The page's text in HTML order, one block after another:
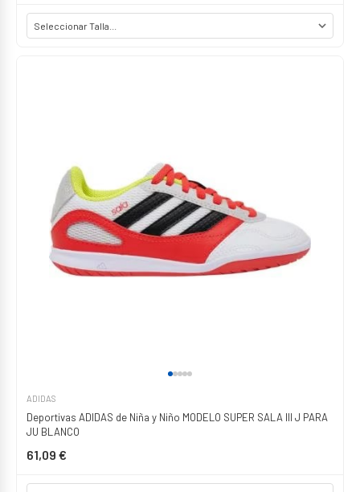
ADIDAS
Deportivas ADIDAS de Niña y Niño MODELO SUPER SALA III J PARA
JU BLANCO
61,09 €